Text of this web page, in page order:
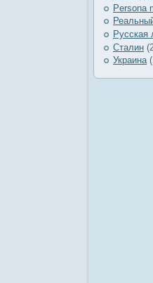
Рersona
Русская
Сталин
Украина